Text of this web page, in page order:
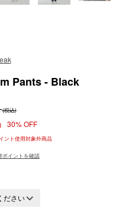
Pants - Black
(税込)
30% OFF
ント使用対象外商品
ポイントを確認